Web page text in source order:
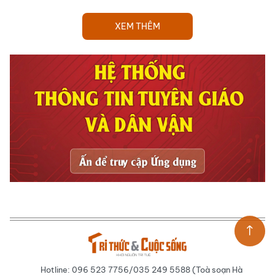
XEM THÊM
Hotline: 096 523 7756/035 249 5588 (Toà soạn Hà